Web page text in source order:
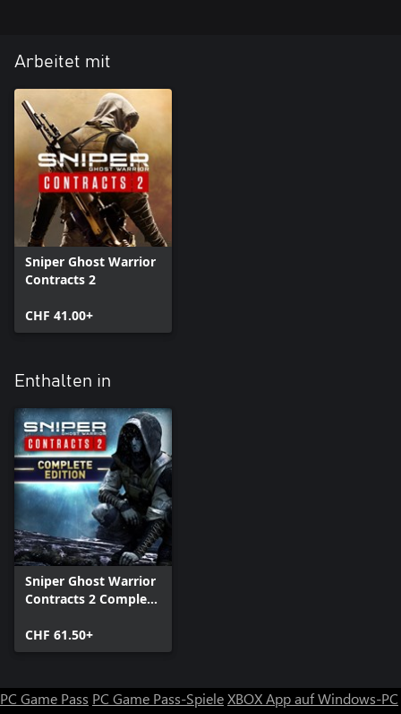
Arbeitet mit
Sniper Ghost Warrior
Contracts 2
CHF 41.00+
Enthalten in
Sniper Ghost Warrior
Contracts 2 Complete
CHF 61.50+
PC Game Pass PC Game Pass-SpieleXBOX App auf Windows-PC